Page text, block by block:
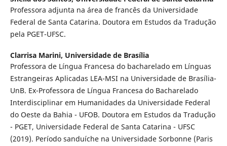
Professora adjunta na área de francês da Universidade
Federal de Santa Catarina. Doutora em Estudos da Tradução
pela PGET-UFSC.
Clarrisa Marini, Universidade de Brasília
Professora de Língua Francesa do bacharelado em Línguas
Estrangeiras Aplicadas LEA-MSI na Universidade de Brasília-
UnB. Ex-Professora de Língua Francesa do Bacharelado
Interdisciplinar em Humanidades da Universidade Federal
do Oeste da Bahia - UFOB. Doutora em Estudos da Tradução
- PGET, Universidade Federal de Santa Catarina - UFSC
(2019). Período sanduíche na Universidade Sorbonne (Paris